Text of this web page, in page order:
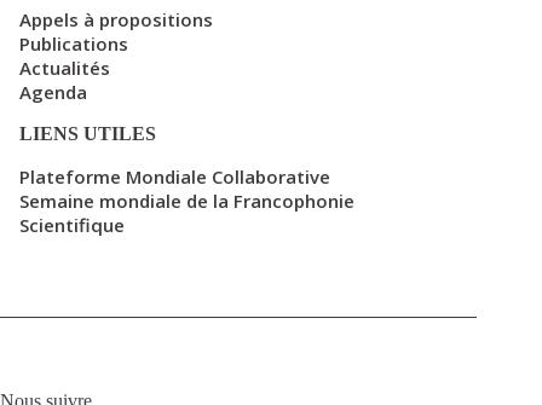
Appels à propositions
Publications
Actualités
Agenda
LIENS UTILES
Plateforme Mondiale Collaborative
Semaine mondiale de la Francophonie
Scientifique
Nous suivre